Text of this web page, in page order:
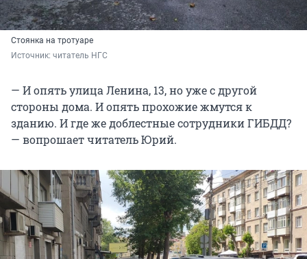
Стоянка на тротуаре
Источник: читатель НГС
— И опять улица Ленина, 13, но уже с другой
стороны дома. И опять прохожие жмутся к
зданию. И где же доблестные сотрудники ГИБДД?
— вопрошает читатель Юрий.